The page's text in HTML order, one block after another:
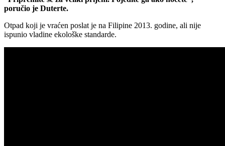
poručio je Duterte.
Otpad koji je vraćen poslat je na Filipine 2013. godine, ali nije
ispunio vladine ekološke standarde.